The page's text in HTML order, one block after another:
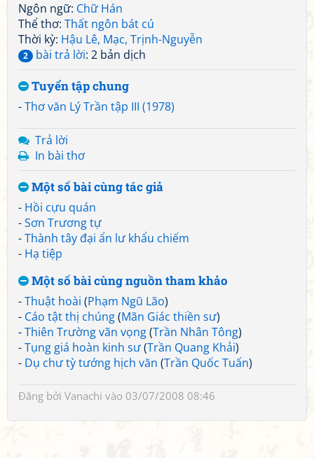
Ngôn ngữ: Chữ Hán
Thể thơ: Thất ngôn bát cú
Thời kỳ: Hậu Lê, Mạc, Trịnh-Nguyễn
2 bài trả lời: 2 bản dịch
Tuyển tập chung
-Thơ văn Lý Trần tập III (1978)
Trả lời
In bài thơ
Một số bài cùng tác giả
- Hồi cựu quán
-Sơn Trương tự
-Thành tây đại ẩn lư khẩu chiếm
- Hạ tiệp
Một số bài cùng nguồn tham khảo
-Thuật hoài (Phạm Ngũ Lão)
- Cáo tật thị chúng(Mãn Giác thiền sư)
-Thiên Trường vãn vọng(Trần Nhân Tông)
-Tụng giá hoàn kinh sư(Trần Quang Khải)
- Dụ chư tỳ tướng hịch văn (Trần Quốc Tuấn)
Đăng bởi Vanachi vào 03/07/2008 08:46